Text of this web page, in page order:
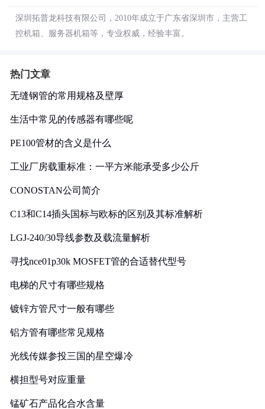
深圳拓普龙科技有限公司，2010年成立于广东省深圳市，主营工
控机箱、服务器机箱等，专业权威，经验丰富。
热门文章
无缝钢管的常用规格及壁厚
生活中常见的传感器有哪些呢
PE100管材的含义是什么
工业厂房载重标准：一平方米能承受多少公斤
CONOSTAN公司简介
C13和C14插头国标与欧标的区别及其标准解析
LGJ-240/30导线参数及载流量解析
寻找nce01p30k MOSFET管的合适替代型号
电梯的尺寸有哪些规格
镀锌方管尺寸一般有哪些
铝方管有哪些常见规格
光线传媒参投三国的星空爆冷
横担型号对应重量
锰矿石产品化合水含量